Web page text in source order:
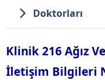
Doktorları
Klinik 216 Ağız
İletişim Bilgileri